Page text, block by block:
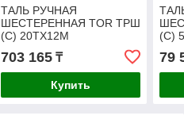
ТАЛЬ РУЧНАЯ
ШЕСТЕРЕННАЯ TOR ТРШ
(C) 20ТХ12М
703 165₸
Купить
(C)
79